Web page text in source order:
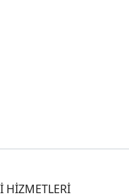
HİZMETLERİ